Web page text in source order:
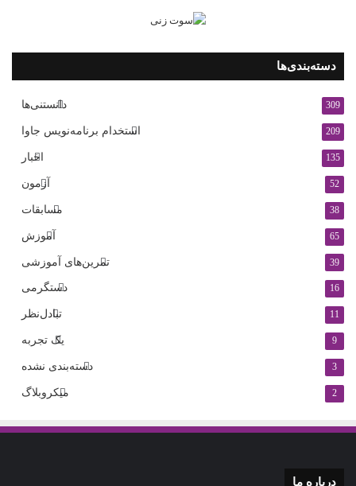
دسته‌بندی‌ها
دانستنی‌ها 309
استخدام برنامه‌نویس جاوا 209
اخبار 135
آزمون 52
مسابقات 38
آموزش 65
تمرین‌های آموزشی 39
دستگرمی 16
تبادل‌نظر 11
یک تجربه 9
دسته‌بندی نشده 3
میکروبلاگ 2
درباره‌ ما